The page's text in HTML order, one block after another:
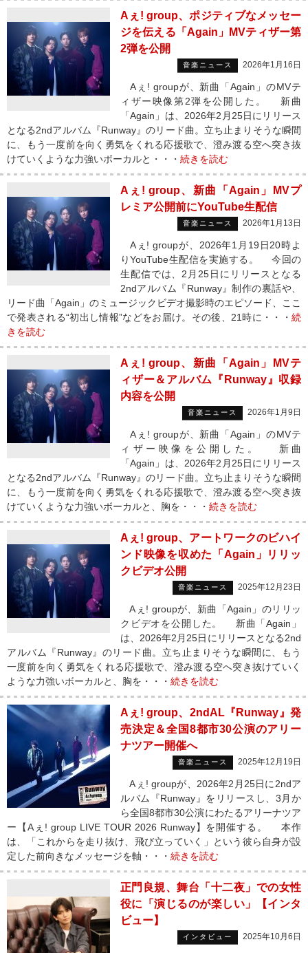
Aぇ! group、ポジティブなメッセー
ジを伝える「Again」MVティザー第
2弾を公開
音楽ニュース 2026年1月16日
Aぇ! groupが、新曲「Again」のMVテ
ィザー映像第2弾を公開した。 新曲
「Again」は、2026年2月25日にリリース
となる2ndアルバム『Runway』のリード曲。立ち止まりそうな瞬間
に、もう一度前を向く勇気をくれる応援歌で、澄み渡る空へ突き抜
けていくような力強いボーカルと・・・ 続きを読む
Aぇ! group、新曲「Again」MVプ
レミア公開前にYouTube生配信
音楽ニュース 2026年1月13日
Aぇ! groupが、2026年1月19日20時よ
りYouTube生配信を実施する。 今回の
生配信では、2月25日にリリースとなる
2ndアルバム『Runway』制作の裏話や、
リード曲「Again」のミュージックビデオ撮影時のエピソード、ここ
で発表される“初出し情報”などをお届け。その後、21時に・・・ 続
きを読む
Aぇ! group、新曲「Again」MVテ
ィザー＆アルバム『Runway』収録
内容を公開
音楽ニュース 2026年1月9日
Aぇ! groupが、新曲「Again」のMVテ
ィザー映像を公開した。 新曲
「Again」は、2026年2月25日にリリース
となる2ndアルバム『Runway』のリード曲。立ち止まりそうな瞬間
に、もう一度前を向く勇気をくれる応援歌で、澄み渡る空へ突き抜
けていくような力強いボーカルと、胸を・・・ 続きを読む
Aぇ! group、アートワークのビハイ
ンド映像を収めた「Again」リリッ
クビデオ公開
音楽ニュース 2025年12月23日
Aぇ! groupが、新曲「Again」のリリッ
クビデオを公開した。 新曲「Again」
は、2026年2月25日にリリースとなる2nd
アルバム『Runway』のリード曲。立ち止まりそうな瞬間に、もう
一度前を向く勇気をくれる応援歌で、澄み渡る空へ突き抜けていく
ような力強いボーカルと、胸を・・・ 続きを読む
Aぇ! group、2ndAL『Runway』発
売決定＆全国8都市30公演のアリー
ナツアー開催へ
音楽ニュース 2025年12月19日
Aぇ! groupが、2026年2月25日に2ndア
ルバム『Runway』をリリースし、3月か
ら全国8都市30公演にわたるアリーナツア
ー【Aぇ! group LIVE TOUR 2026 Runway】を開催する。 本作
は、「これからを走り抜け、飛び立っていく」という彼ら自身が設
定した前向きなメッセージを軸・・・ 続きを読む
正門良規、舞台「十二夜」での女性
役に「演じるのが楽しい」【インタ
ビュー】
インタビュー 2025年10月6日